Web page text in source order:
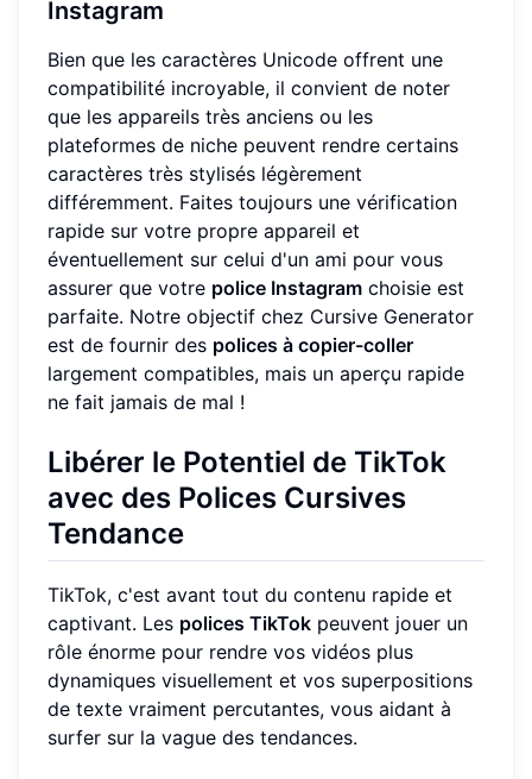
Instagram
Bien que les caractères Unicode offrent une
compatibilité incroyable, il convient de noter
que les appareils très anciens ou les
plateformes de niche peuvent rendre certains
caractères très stylisés légèrement
différemment. Faites toujours une vérification
rapide sur votre propre appareil et
éventuellement sur celui d'un ami pour vous
assurer que votre police Instagram choisie est
parfaite. Notre objectif chez Cursive Generator
est de fournir des polices à copier-coller
largement compatibles, mais un aperçu rapide
ne fait jamais de mal !
Libérer le Potentiel de TikTok
avec des Polices Cursives
Tendance
TikTok, c'est avant tout du contenu rapide et
captivant. Les polices TikTok peuvent jouer un
rôle énorme pour rendre vos vidéos plus
dynamiques visuellement et vos superpositions
de texte vraiment percutantes, vous aidant à
surfer sur la vague des tendances.